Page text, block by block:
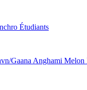
Étudiants
Gaana Anghami Melon